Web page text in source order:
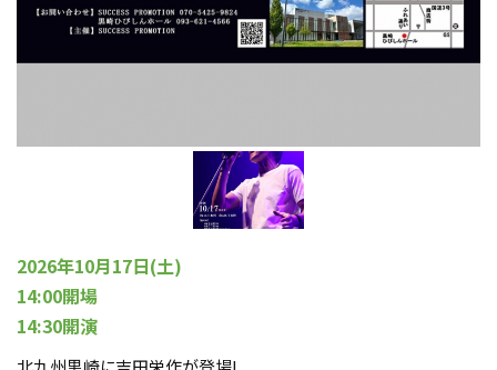
2026年10月17日(土)
14:00開場
14:30開演